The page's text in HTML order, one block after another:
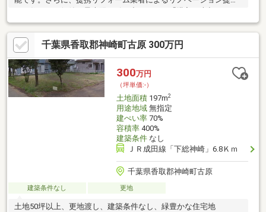
ォーム」すべて当社にお任せください。
千葉県香取郡神崎町古原 300万円
300万円
（坪単価:-）
土地面積197m2
用途地域無指定
建ぺい率70%
容積率400%
建築条件なし
ＪＲ成田線「下総神崎」6.8Ｋｍ
千葉県香取郡神崎町古原
建築条件なし 更地
土地50坪以上、更地渡し、建築条件なし、緑豊かな住宅地